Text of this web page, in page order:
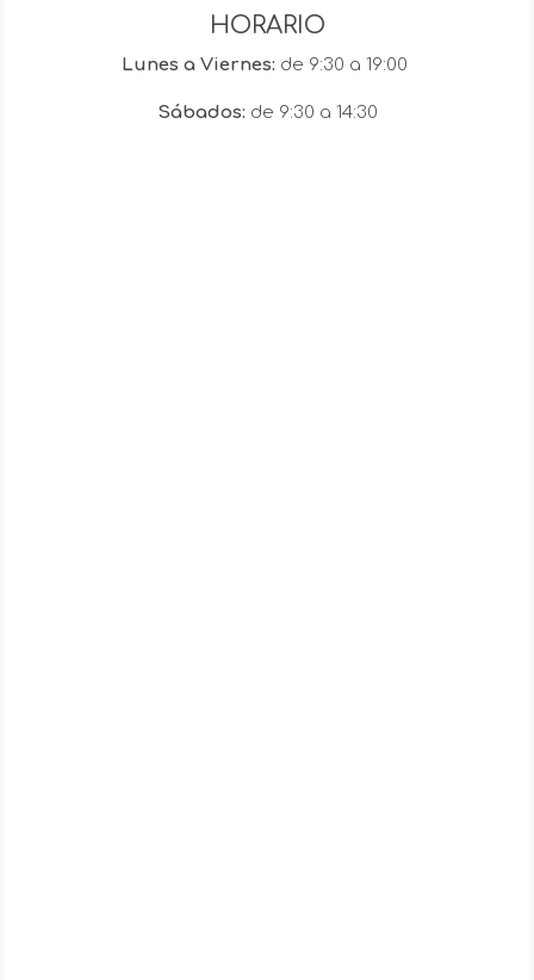
HORARIO
Lunes a Viernes: de 9:30 a 19:00
Sábados: de 9:30 a 14:30